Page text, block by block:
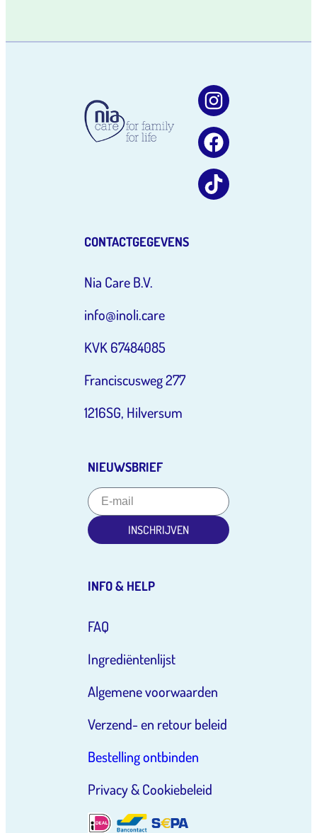
CONTACTGEGEVENS
Nia Care B.V.
info@inoli.care
KVK 67484085
Franciscusweg 277
1216SG, Hilversum
NIEUWSBRIEF
INSCHRIJVEN
INFO & HELP
FAQ
Ingrediëntenlijst
Algemene voorwaarden
Verzend- en retour beleid
Bestelling ontbinden
Privacy & Cookiebeleid